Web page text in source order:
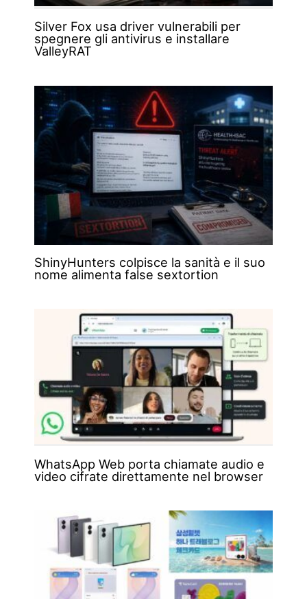
Silver Fox usa driver vulnerabili per
spegnere gli antivirus e installare
ValleyRAT
ShinyHunters colpisce la sanità e il suo
nome alimenta false sextortion
WhatsApp Web porta chiamate audio e
video cifrate direttamente nel browser